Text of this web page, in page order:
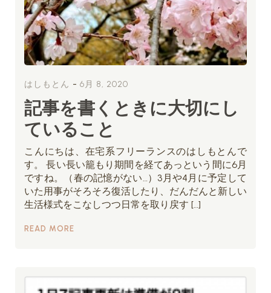
はしもとん - 6月 8, 2020
記事を書くときに大切にし
ていること
こんにちは、在宅系フリーランスのはしもとんで
す。 長い長い籠もり期間を経てあっという間に6月
ですね。（春の記憶がない…）3月や4月に予定して
いた用事がそろそろ復活したり、だんだんと新しい
生活様式をこなしつつ日常を取り戻す […]
READ MORE